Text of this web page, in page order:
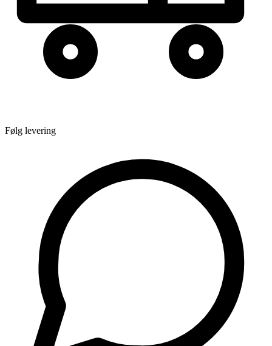
Følg levering